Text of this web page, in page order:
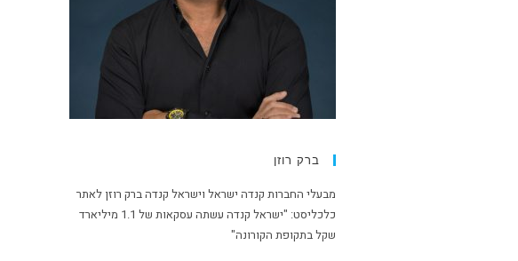
ברק רוזן
מבעלי החברות קנדה ישראל וישראל קנדה ברק רוזן לאתר
כלכליסט: "ישראל קנדה עשתה עסקאות של 1.1 מיליארד
שקל בתקופת הקורונה"